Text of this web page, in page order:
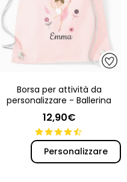
Borsa per attività da
personalizzare - Ballerina
12,90€
Personalizzare